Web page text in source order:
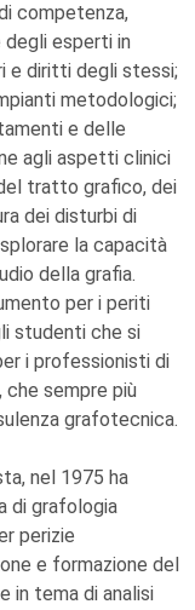
competenza,
esperti in
e diritti degli stessi;
metodologici;
e delle
agli aspetti clinici
tratto grafico, dei
dei disturbi di
la capacità
della grafia.
per i periti
studenti che si
i professionisti di
sempre più
grafotecnica.
nel 1975 ha
di grafologia
perizie
e formazione del
in tema di analisi